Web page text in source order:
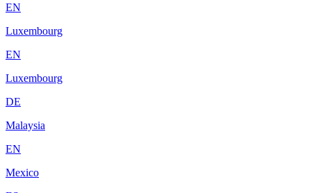
EN
Luxembourg
EN
Luxembourg
DE
Malaysia
EN
Mexico